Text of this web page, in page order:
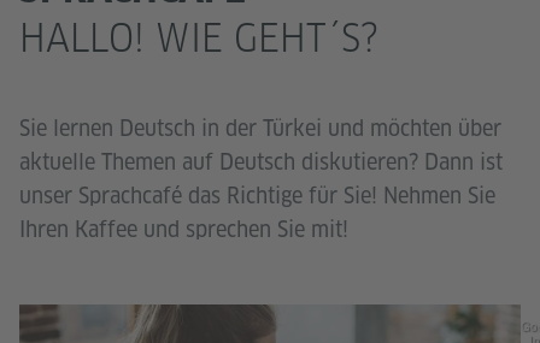
HALLO! WIE GEHT´S?
Sie lernen Deutsch in der Türkei und möchten über
aktuelle Themen auf Deutsch diskutieren? Dann ist
unser Sprachcafé das Richtige für Sie! Nehmen Sie
Ihren Kaffee und sprechen Sie mit!